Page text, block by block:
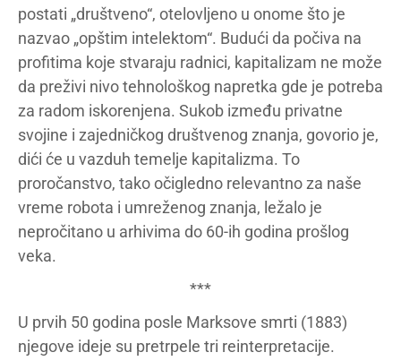
postati „društveno“, otelovljeno u onome što je
nazvao „opštim intelektom“. Budući da počiva na
profitima koje stvaraju radnici, kapitalizam ne može
da preživi nivo tehnološkog napretka gde je potreba
za radom iskorenjena. Sukob između privatne
svojine i zajedničkog društvenog znanja, govorio je,
dići će u vazduh temelje kapitalizma. To
proročanstvo, tako očigledno relevantno za naše
vreme robota i umreženog znanja, ležalo je
nepročitano u arhivima do 60-ih godina prošlog
veka.
***
U prvih 50 godina posle Marksove smrti (1883)
njegove ideje su pretrpele tri reinterpretacije.